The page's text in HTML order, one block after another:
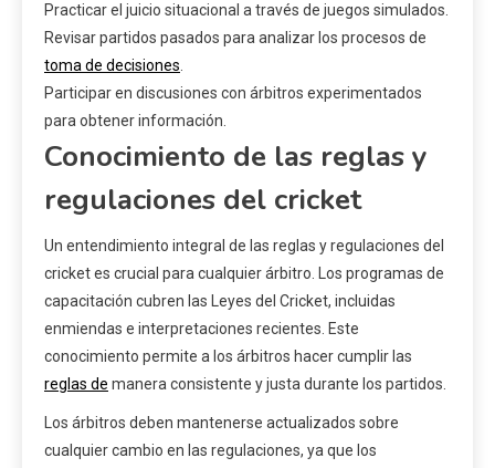
Practicar el juicio situacional a través de juegos simulados.
Revisar partidos pasados para analizar los procesos de
toma de decisiones.
Participar en discusiones con árbitros experimentados
para obtener información.
Conocimiento de las reglas y
regulaciones del cricket
Un entendimiento integral de las reglas y regulaciones del
cricket es crucial para cualquier árbitro. Los programas de
capacitación cubren las Leyes del Cricket, incluidas
enmiendas e interpretaciones recientes. Este
conocimiento permite a los árbitros hacer cumplir las
reglas de manera consistente y justa durante los partidos.
Los árbitros deben mantenerse actualizados sobre
cualquier cambio en las regulaciones, ya que los